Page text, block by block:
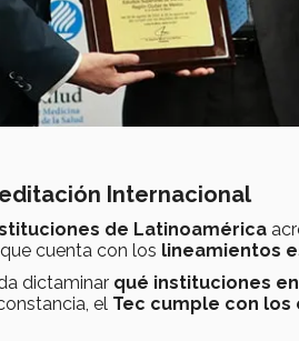
Internacional
de Latinoamérica
cuenta con los lineamientos
dictaminar qué instituciones
el Tec cumple con